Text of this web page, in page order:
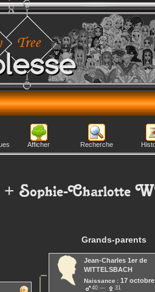
Afficher Recherche
+ Sophie-Charlotte
Grands-parents
Jean-Charles 1er de
WITTELSBACH
Naissance : 17 octobre
40 31